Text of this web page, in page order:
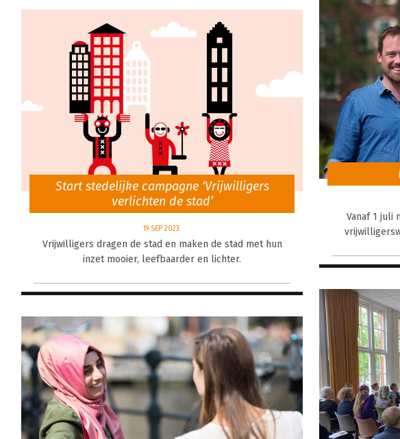
Start stedelijke campagne ‘Vrijwilligers
verlichten de stad’
19 SEP 2023
Vrijwilligers dragen de stad en maken de stad met hun
inzet mooier, leefbaarder en lichter.
Vanaf 1 juli